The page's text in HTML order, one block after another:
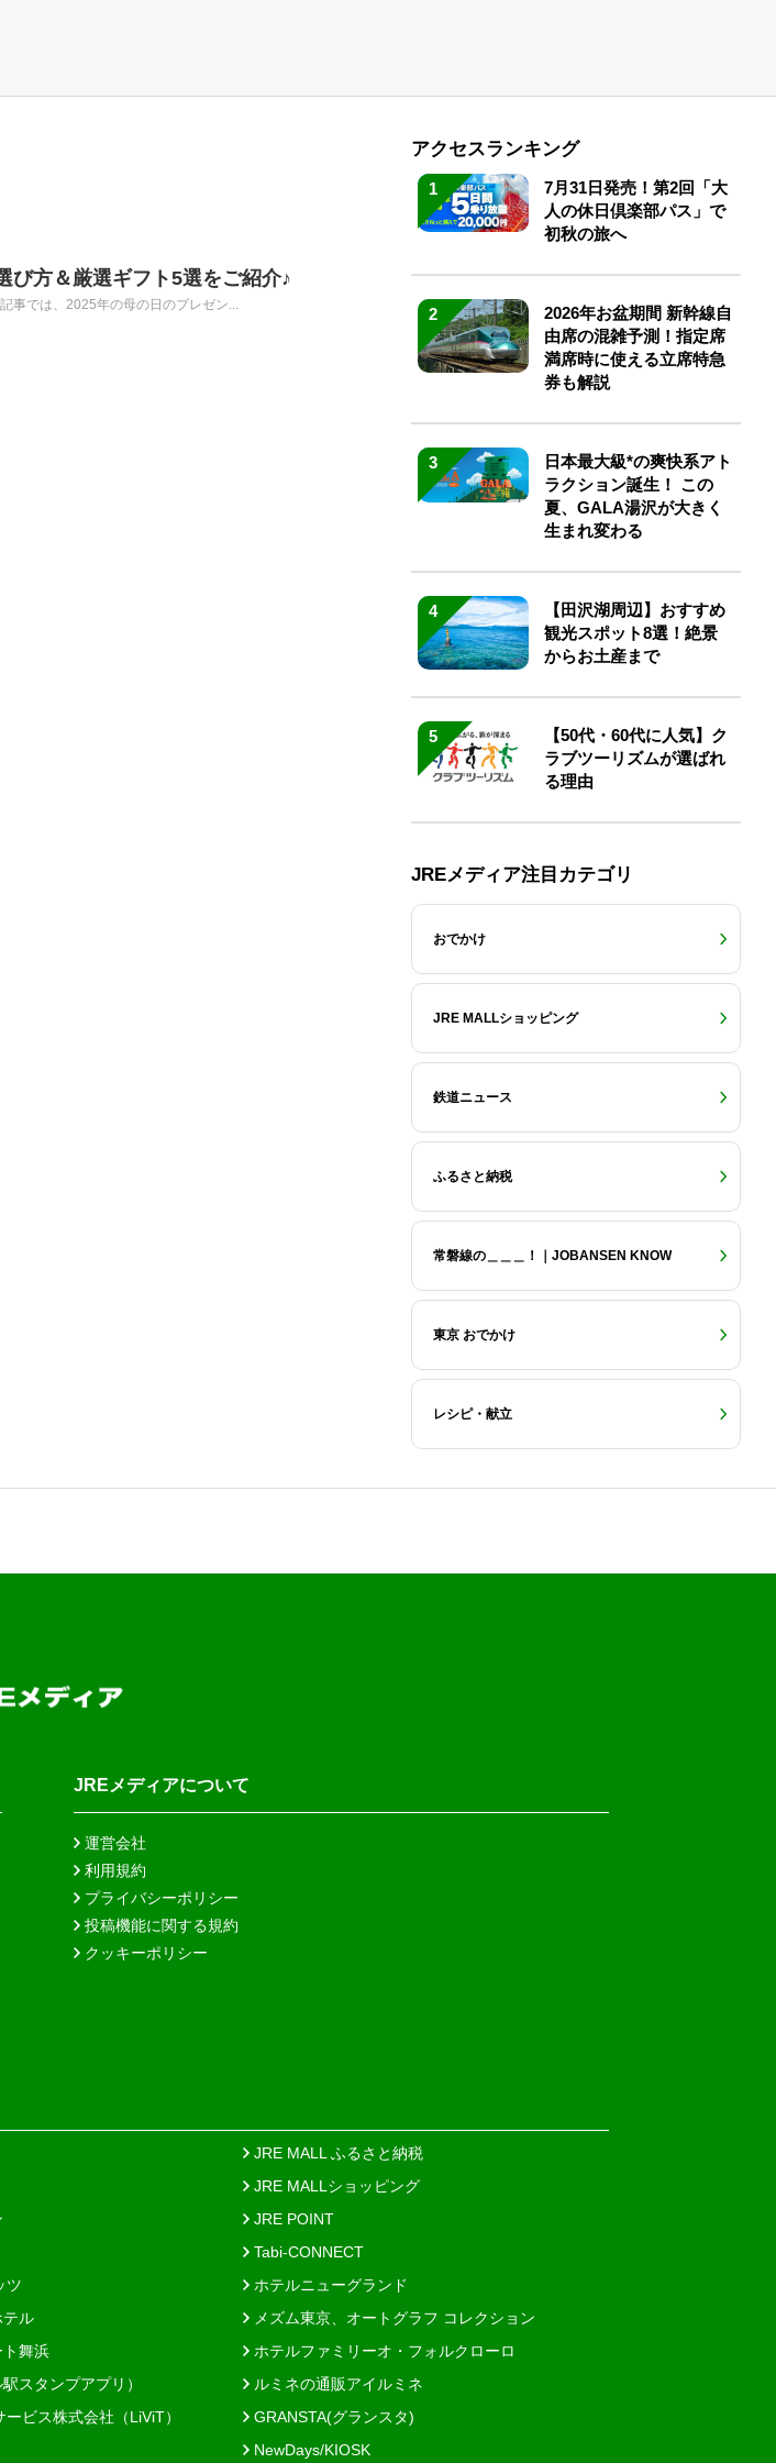
び方＆厳選ギフト5選をご紹介♪
事では、2025年の母の日のプレゼン...
アクセスランキング
1
7月31日発売！第2回「大
人の休日倶楽部パス」で
初秋の旅へ
2
2026年お盆期間 新幹線自
由席の混雑予測！指定席
満席時に使える立席特急
券も解説
3
日本最大級*の爽快系アト
ラクション誕生！ この
夏、GALA湯沢が大きく
生まれ変わる
4
【田沢湖周辺】おすすめ
観光スポット8選！絶景
からお土産まで
5
【50代・60代に人気】ク
ラブツーリズムが選ばれ
る理由
JREメディア注目カテゴリ
おでかけ
JRE MALLショッピング
鉄道ニュース
ふるさと納税
常磐線の＿＿＿！｜JOBANSEN KNOW
東京 おでかけ
レシピ・献立
JREメディアについて
運営会社
利用規約
プライバシーポリシー
投稿機能に関する規約
クッキーポリシー
JRE MALL ふるさと納税
JRE MALLショッピング
JRE POINT
Tabi-CONNECT
ツ
ホテルニューグランド
テル
メズム東京、オートグラフ コレクション
舞浜
ホテルファミリーオ・フォルクローロ
スタンプアプリ）
ルミネの通販アイルミネ
ビス株式会社（LiViT）
GRANSTA(グランスタ)
NewDays/KIOSK